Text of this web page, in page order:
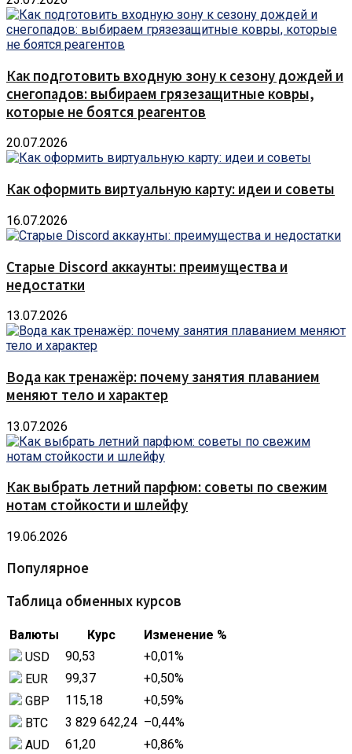
Как подготовить входную зону к сезону дождей и
снегопадов: выбираем грязезащитные ковры,
которые не боятся реагентов
20.07.2026
Как оформить виртуальную карту: идеи и советы
16.07.2026
Старые Discord аккаунты: преимущества и
недостатки
13.07.2026
Вода как тренажёр: почему занятия плаванием
меняют тело и характер
13.07.2026
Как выбрать летний парфюм: советы по свежим
нотам стойкости и шлейфу
19.06.2026
Популярное
Таблица обменных курсов
Валюты Курс
Изменение %
USD
90,53 +0,01%
EUR
99,37 +0,50%
GBP
115,18 +0,59%
BTC
3 829 642,24 –0,44%
AUD
61,20 +0,86%